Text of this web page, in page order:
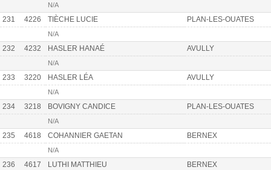
N/A
231 4226 TIÈCHE LUCIE PLAN-LES-OUATES
N/A
232 4232 HASLER HANAÉ AVULLY
N/A
233 3220 HASLER LÉA AVULLY
N/A
234 3218 BOVIGNY CANDICE PLAN-LES-OUATES
N/A
235 4618 COHANNIER GAETAN BERNEX
N/A
236 4617 LUTHI MATTHIEU BERNEX